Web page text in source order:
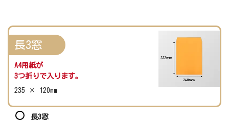
長3窓
A4用紙が
3つ折りで入ります。
235 × 120mm
長3窓